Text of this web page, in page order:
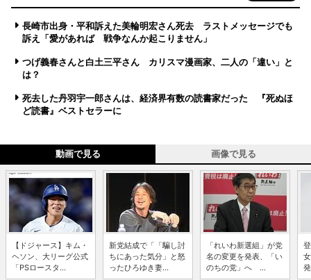
長崎市出身・平和訴えた美輪明宏さん死去 ラストメッセージでも
訴え「愛があれば 戦争なんか起こりません」
つげ義春さんと白土三平さん カリスマ漫画家、二人の「違い」と
は？
死去した丹羽宇一郎さんは、経済界有数の読書家だった 『死ぬほ
ど読書』ベストセラーに
動画で見る 画像で見る
【ドジャース】キム・
ヘソン、大リーグ公式
「PSロースタ...
新党結成で「「騙し討
ちにあった気分」と怒
ったひろゆき妻...
「れいわ新選組」が党
名の変更を発表、「い
のちの党」へ ...